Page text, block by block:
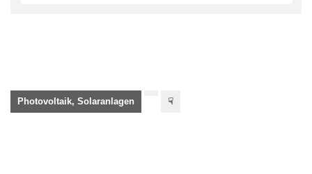
Photovoltaik, Solaranlagen ☟